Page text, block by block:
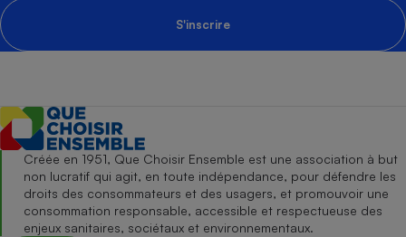
S'inscrire
Créée en 1951, Que Choisir Ensemble est une association à but
non lucratif qui agit, en toute indépendance, pour défendre les
droits des consommateurs et des usagers, et promouvoir une
consommation responsable, accessible et respectueuse des
enjeux sanitaires, sociétaux et environnementaux.